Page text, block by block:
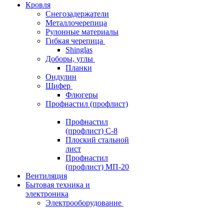
Кровля
Снегозадержатели
Металлочерепица
Рулонные материалы
Гибкая черепица
Shinglas
Доборы, углы
Планки
Ондулин
Шифер
Флюгеры
Профнастил (профлист)
Профнастил
(профлист) С-8
Плоский стальной
лист
Профнастил
(профлист) МП-20
Вентиляция
Бытовая техника и
электроника
Электрооборудование